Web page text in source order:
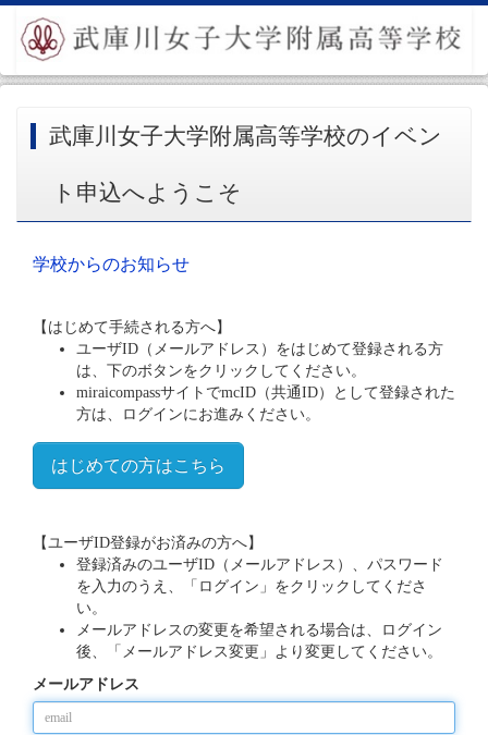
武庫川女子大学附属高等学校のイベン
ト申込へようこそ
学校からのお知らせ
【はじめて手続される方へ】
ユーザID（メールアドレス）をはじめて登録される方
は、下のボタンをクリックしてください。
miraicompassサイトでmcID（共通ID）として登録された
方は、ログインにお進みください。
はじめての方はこちら
【ユーザID登録がお済みの方へ】
登録済みのユーザID（メールアドレス）、パスワード
を入力のうえ、「ログイン」をクリックしてくださ
い。
メールアドレスの変更を希望される場合は、ログイン
後、「メールアドレス変更」より変更してください。
メールアドレス